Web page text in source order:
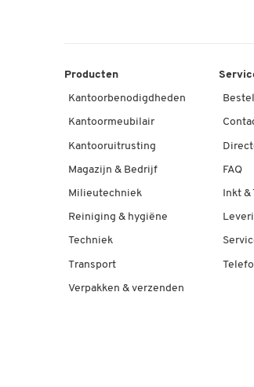
Producten
Kantoorbenodigdheden
Kantoormeubilair
Kantooruitrusting
Magazijn & Bedrijf
Milieutechniek
Reiniging & hygiëne
Techniek
Transport
Verpakken & verzenden
FAQ
Inkt &